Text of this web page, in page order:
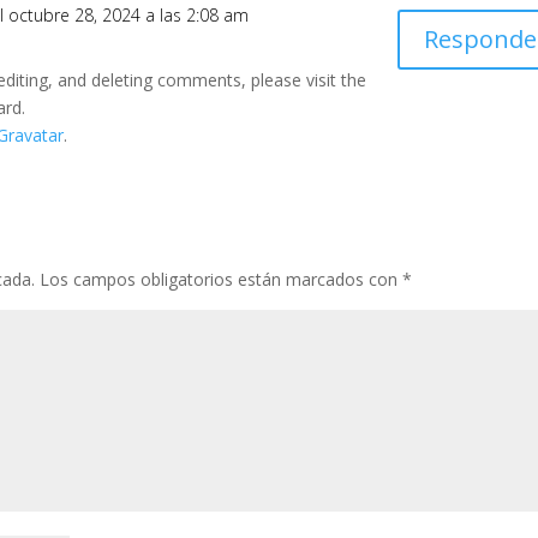
octubre 28, 2024 a las 2:08 am
and deleting comments, please visit the
.
Los campos obligatorios están marcados con*